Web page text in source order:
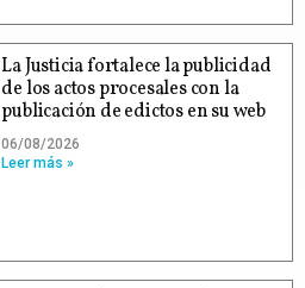
La Justicia fortalece la publicidad
de los actos procesales con la
publicación de edictos en su web
06/08/2026
Leer más »